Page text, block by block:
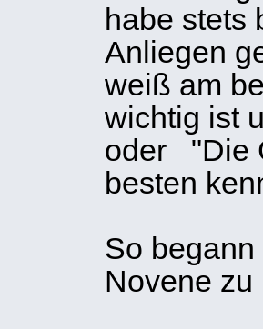
habe stets
Anliegen
weiß am
wichtig ist
oder "Die
besten
So
Novene zu